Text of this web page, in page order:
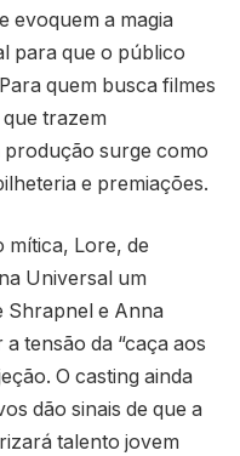
evoquem a magia
para que o público
quem busca filmes
trazem
produção surge como
e premiações.
mítica, Lore, de
Universal um
Shrapnel e Anna
tensão da “caça aos
O casting ainda
dão sinais de que a
talento jovem